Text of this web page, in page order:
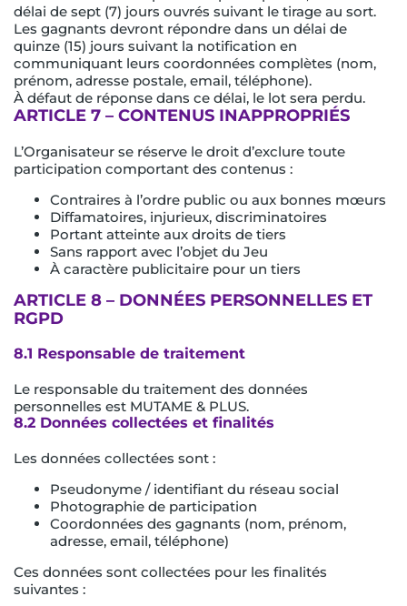
délai de sept (7) jours ouvrés suivant le tirage au sort.
Les gagnants devront répondre dans un délai de
quinze (15) jours suivant la notification en
communiquant leurs coordonnées complètes (nom,
prénom, adresse postale, email, téléphone).
À défaut de réponse dans ce délai, le lot sera perdu.
ARTICLE 7 – CONTENUS INAPPROPRIÉS
L’Organisateur se réserve le droit d’exclure toute
participation comportant des contenus :
Contraires à l’ordre public ou aux bonnes mœurs
Diffamatoires, injurieux, discriminatoires
Portant atteinte aux droits de tiers
Sans rapport avec l’objet du Jeu
À caractère publicitaire pour un tiers
ARTICLE 8 – DONNÉES PERSONNELLES ET
RGPD
8.1 Responsable de traitement
Le responsable du traitement des données
personnelles est MUTAME & PLUS.
8.2 Données collectées et finalités
Les données collectées sont :
Pseudonyme / identifiant du réseau social
Photographie de participation
Coordonnées des gagnants (nom, prénom,
adresse, email, téléphone)
Ces données sont collectées pour les finalités
suivantes :